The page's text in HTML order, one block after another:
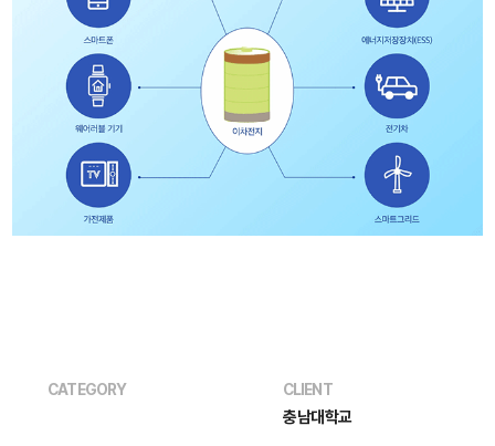
CATEGORY CLIENT
충남대학교